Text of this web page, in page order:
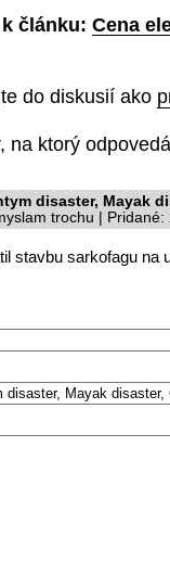
článku: Cena
do diskusií ako
na ktorý
disaster, Mayak
trochu |
stavbu sarkofagu na